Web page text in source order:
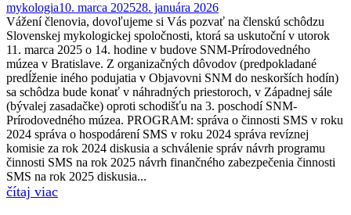
mykologia10. marca 202528. januára 2026
Vážení členovia, dovoľujeme si Vás pozvať na členskú schôdzu
Slovenskej mykologickej spoločnosti, ktorá sa uskutoční v utorok
11. marca 2025 o 14. hodine v budove SNM-Prírodovedného
múzea v Bratislave. Z organizačných dôvodov (predpokladané
predĺženie iného podujatia v Objavovni SNM do neskorších hodín)
sa schôdza bude konať v náhradných priestoroch, v Západnej sále
(bývalej zasadačke) oproti schodišťu na 3. poschodí SNM-
Prírodovedného múzea. PROGRAM: správa o činnosti SMS v roku
2024 správa o hospodárení SMS v roku 2024 správa revíznej
komisie za rok 2024 diskusia a schválenie správ návrh programu
činnosti SMS na rok 2025 návrh finančného zabezpečenia činnosti
SMS na rok 2025 diskusia...